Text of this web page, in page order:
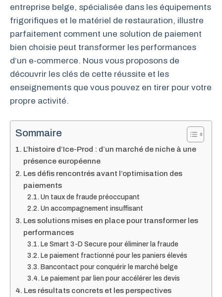
entreprise belge, spécialisée dans les équipements
frigorifiques et le matériel de restauration, illustre
parfaitement comment une solution de paiement
bien choisie peut transformer les performances
d’un e-commerce. Nous vous proposons de
découvrir les clés de cette réussite et les
enseignements que vous pouvez en tirer pour votre
propre activité.
Sommaire
L’histoire d’Ice-Prod : d’un marché de niche à une
présence européenne
Les défis rencontrés avant l’optimisation des
paiements
Un taux de fraude préoccupant
Un accompagnement insuffisant
Les solutions mises en place pour transformer les
performances
Le Smart 3-D Secure pour éliminer la fraude
Le paiement fractionné pour les paniers élevés
Bancontact pour conquérir le marché belge
Le paiement par lien pour accélérer les devis
Les résultats concrets et les perspectives